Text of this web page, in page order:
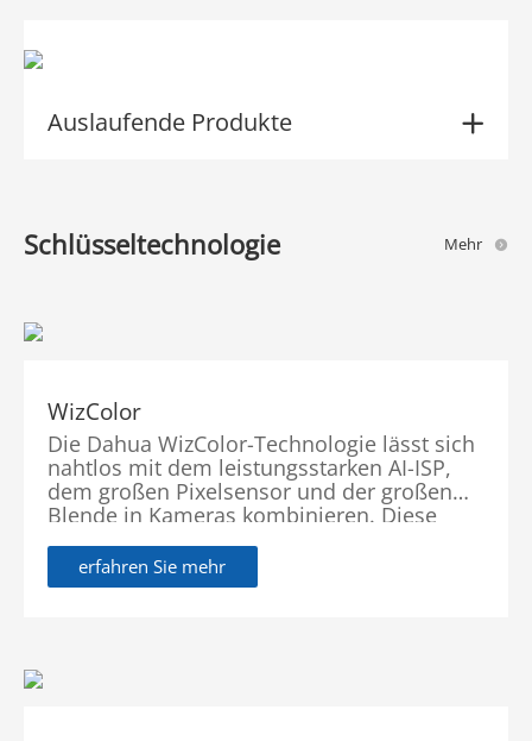
Auslaufende Produkte
Schlüsseltechnologie Mehr
WizColor
Die Dahua WizColor-Technologie lässt sich
nahtlos mit dem leistungsstarken AI-ISP,
dem großen Pixelsensor und der großen
Blende in Kameras kombinieren. Diese
Kameras, bei Nacht mühelos hochwertige
Bilder mit lebendigen Farben
erfahren Sie mehr